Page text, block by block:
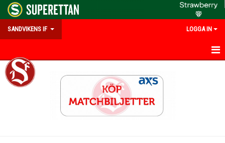
SANDVIKENS IF LOGGA IN
HEM